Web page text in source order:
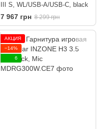
III S, WL/USB-A/USB-C, black
7 967 грн 8 299 грн
АКЦИЯ
−14%
6